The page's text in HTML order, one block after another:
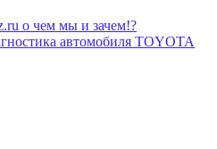
о чем мы и зачем!?
автомобиля TOYOTA